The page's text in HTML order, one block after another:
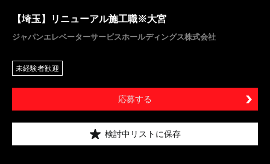
【埼玉】リニューアル施工職※大宮
ジャパンエレベーターサービスホールディングス株式会社
未経験者歓迎
応募する
検討中リストに保存